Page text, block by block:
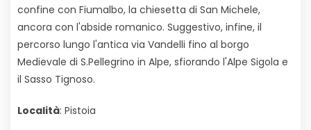
confine con Fiumalbo, la chiesetta di San Michele,
ancora con l'abside romanico. Suggestivo, infine, il
percorso lungo l'antica via Vandelli fino al borgo
Medievale di S.Pellegrino in Alpe, sfiorando l'Alpe Sigola e
il Sasso Tignoso.
Località: Pistoia